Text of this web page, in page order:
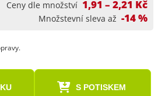
Ceny dle množství 1,91 – 2,21 Kč
Množstevní sleva až -14 %
S POTISKEM